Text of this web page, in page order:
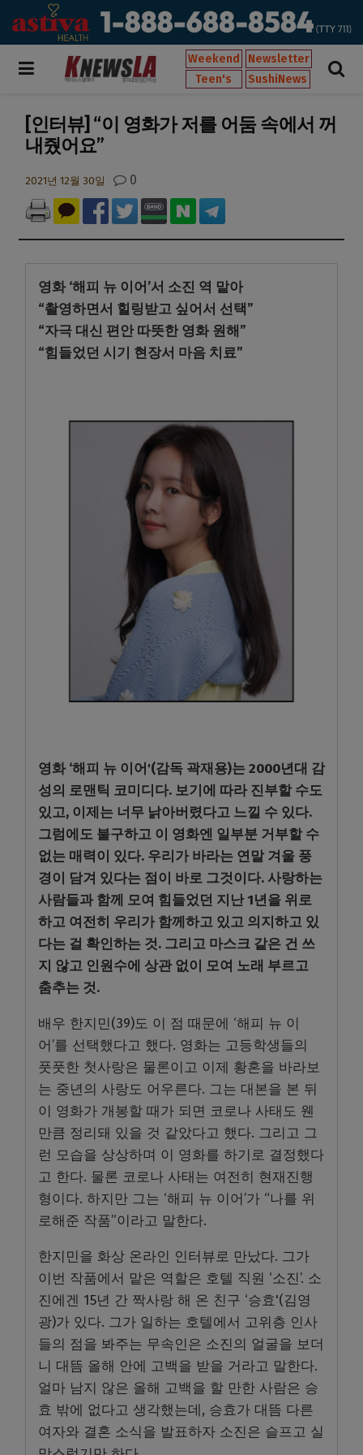
Weekend
Newsletter
Teen's
SushiNews
[인터뷰] “이 영화가 저를 어둠 속에서 꺼
내줬어요”
2021년 12월 30일 0
영화 ‘해피 뉴 이어’서 소진 역 맡아
“촬영하면서 힐링받고 싶어서 선택”
“자극 대신 편안 따뜻한 영화 원해”
“힘들었던 시기 현장서 마음 치료”
영화 ‘해피 뉴 이어'(감독 곽재용)는 2000년대 감
성의 로맨틱 코미디다. 보기에 따라 진부할 수도
있고, 이제는 너무 낡아버렸다고 느낄 수 있다.
그럼에도 불구하고 이 영화엔 일부분 거부할 수
없는 매력이 있다. 우리가 바라는 연말 겨울 풍
경이 담겨 있다는 점이 바로 그것이다. 사랑하는
사람들과 함께 모여 힘들었던 지난 1년을 위로
하고 여전히 우리가 함께하고 있고 의지하고 있
다는 걸 확인하는 것. 그리고 마스크 같은 건 쓰
지 않고 인원수에 상관 없이 모여 노래 부르고
춤추는 것.
배우 한지민(39)도 이 점 때문에 ‘해피 뉴 이
어’를 선택했다고 했다. 영화는 고등학생들의
풋풋한 첫사랑은 물론이고 이제 황혼을 바라보
는 중년의 사랑도 어우른다. 그는 대본을 본 뒤
이 영화가 개봉할 때가 되면 코로나 사태도 웬
만큼 정리돼 있을 것 같았다고 했다. 그리고 그
런 모습을 상상하며 이 영화를 하기로 결정했다
고 한다. 물론 코로나 사태는 여전히 현재진행
형이다. 하지만 그는 ‘해피 뉴 이어’가 “나를 위
로해준 작품”이라고 말한다.
한지민을 화상 온라인 인터뷰로 만났다. 그가
이번 작품에서 맡은 역할은 호텔 직원 ‘소진’. 소
진에겐 15년 간 짝사랑 해 온 친구 ‘승효'(김영
광)가 있다. 그가 일하는 호텔에서 고위층 인사
들의 점을 봐주는 무속인은 소진의 얼굴을 보더
니 대뜸 올해 안에 고백을 받을 거라고 말한다.
얼마 남지 않은 올해 고백을 할 만한 사람은 승
효 밖에 없다고 생각했는데, 승효가 대뜸 다른
여자와 결혼 소식을 발표하자 소진은 슬프고 실